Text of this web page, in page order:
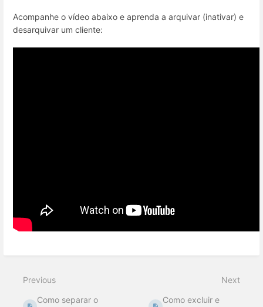
Acompanhe o vídeo abaixo e aprenda a arquivar (inativar) e
desarquivar um cliente:
Previous
Como separar o
Next
Como excluir e